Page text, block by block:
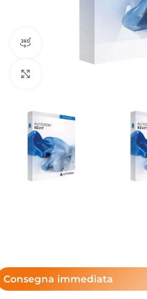
360 vista del prodotto
Consegna immediata​